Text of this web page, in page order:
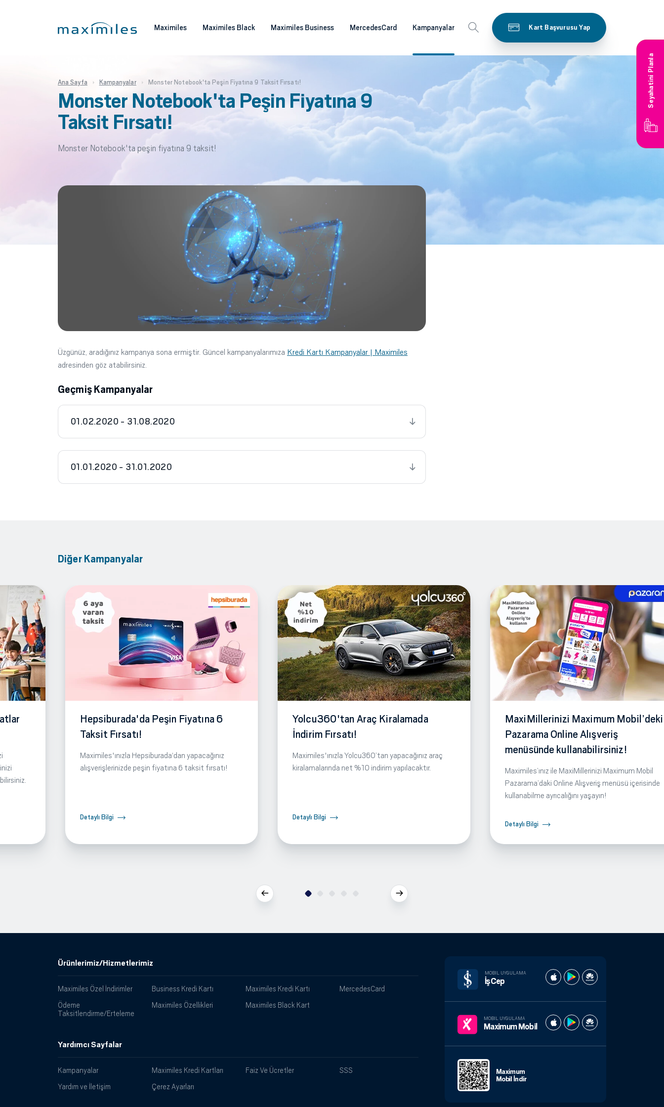
Maximiles Maximiles Black Maximiles Business MercedesCard Kampanyalar Kart Başvurusu Yap
Seyahatini Planla
Ana Sayfa Kampanyalar Monster Notebook'ta Peşin Fiyatına 9 Taksit Fırsatı!
Monster Notebook'ta Peşin Fiyatına 9
Taksit Fırsatı!
Monster Notebook'ta peşin fiyatına 9 taksit!
Üzgünüz, aradığınız kampanya sona ermiştir. Güncel kampanyalarımıza Kredi Kartı Kampanyalar | Maximiles
adresinden göz atabilirsiniz.
Geçmiş Kampanyalar
01.02.2020 - 31.08.2020
01.01.2020 - 31.01.2020
Diğer Kampanyalar
Hepsiburada'da Peşin Fiyatına 6
Taksit Fırsatı!
Maximiles'ınızla Hepsiburada‘dan yapacağınız
alışverişlerinizde peşin fiyatına 6 taksit fırsatı!
Detaylı Bilgi
Yolcu360'tan Araç Kiralamada
İndirim Fırsatı!
Maximiles'ınızla Yolcu360’tan yapacağınız araç
kiralamalarında net %10 indirim yapılacaktır.
Detaylı Bilgi
MaxiMillerinizi Maximum Mobil’deki
Pazarama Online Alışveriş
menüsünde kullanabilirsiniz!
Maximiles’ınız ile MaxiMillerinizi Maximum Mobil
Pazarama’daki Online Alışveriş menüsü içerisinde
kullanabilme ayrıcalığını yaşayın!
Detaylı Bilgi
Ürünlerimiz/Hizmetlerimiz
Maximiles Özel İndirimler Business Kredi Kartı Maximiles Kredi Kartı
MercedesCard
Ödeme
Taksitlendirme/Erteleme
Maximiles Özellikleri Maximiles Black Kart
Yardımcı Sayfalar
Kampanyalar Maximiles Kredi Kartları Faiz Ve Ücretler
SSS
Yardım ve İletişim
Çerez Ayarları
MOBIL UYGULAMA
İşCep
MOBIL UYGULAMA
Maximum Mobil
Maximum
Mobil İndir